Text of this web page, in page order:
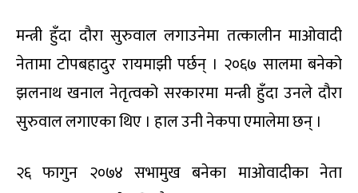
मन्त्री हुँदा दौरा सुरुवाल लगाउनेमा तत्कालीन माओवादी
नेतामा टोपबहादुर रायमाझी पर्छन् । २०६७ सालमा बनेको
झलनाथ खनाल नेतृत्वको सरकारमा मन्त्री हुँदा उनले दौरा
सुरुवाल लगाएका थिए । हाल उनी नेकपा एमालेमा छन् ।
२६ फागुन २०७४ सभामुख बनेका माओवादीका नेता